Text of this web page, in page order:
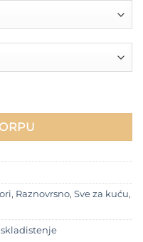
RSD
količina
, Raznovrsno, Sve za kuću,
skladistenje